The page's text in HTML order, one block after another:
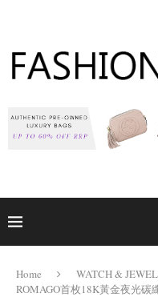
Home WATCH &
ROMAGO首枚18K黃金夜光碳